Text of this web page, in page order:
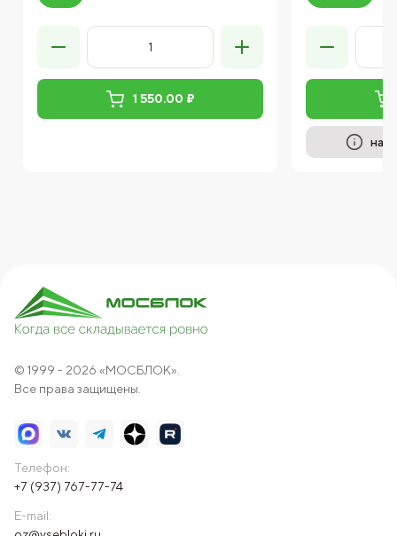
1 550.00 ₽
на
© 1999 - 2026 «МОСБЛОК».
Все права защищены.
Телефон:
+7 (937) 767-77-74
E-mail: